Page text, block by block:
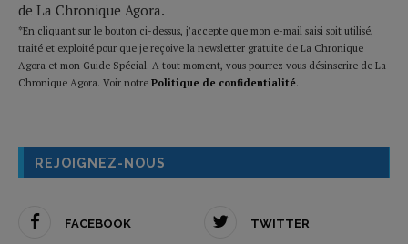
de La Chronique Agora.
*En cliquant sur le bouton ci-dessus, j’accepte que mon e-mail saisi soit utilisé,
traité et exploité pour que je reçoive la newsletter gratuite de La Chronique
Agora et mon Guide Spécial. A tout moment, vous pourrez vous désinscrire de La
Chronique Agora. Voir notre Politique de confidentialité.
REJOIGNEZ-NOUS
FACEBOOK TWITTER